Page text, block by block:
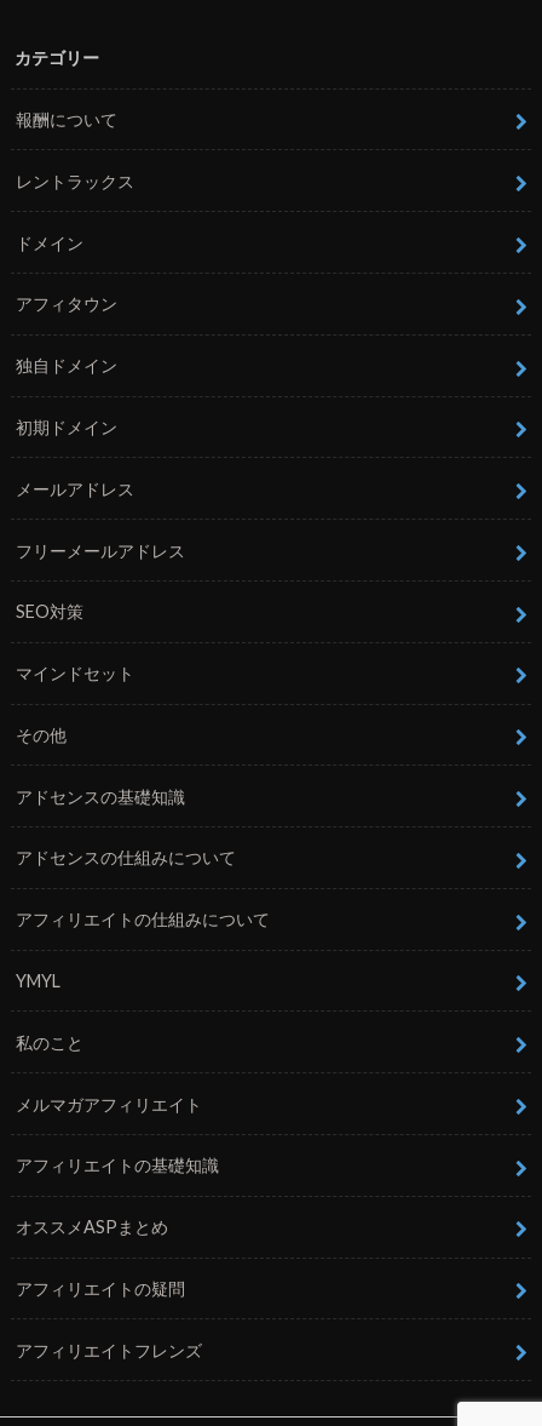
カテゴリー
報酬について
レントラックス
ドメイン
アフィタウン
独自ドメイン
初期ドメイン
メールアドレス
フリーメールアドレス
SEO対策
マインドセット
その他
アドセンスの基礎知識
アドセンスの仕組みについて
アフィリエイトの仕組みについて
YMYL
私のこと
メルマガアフィリエイト
アフィリエイトの基礎知識
オススメASPまとめ
アフィリエイトの疑問
アフィリエイトフレンズ